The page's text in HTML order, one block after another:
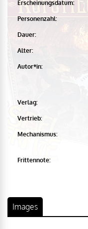
Erscheinungsdatum:
Personenzahl:
Dauer:
Alter:
Autor*in:
Verlag:
Vertrieb:
Mechanismus:
Frittennote:
Images